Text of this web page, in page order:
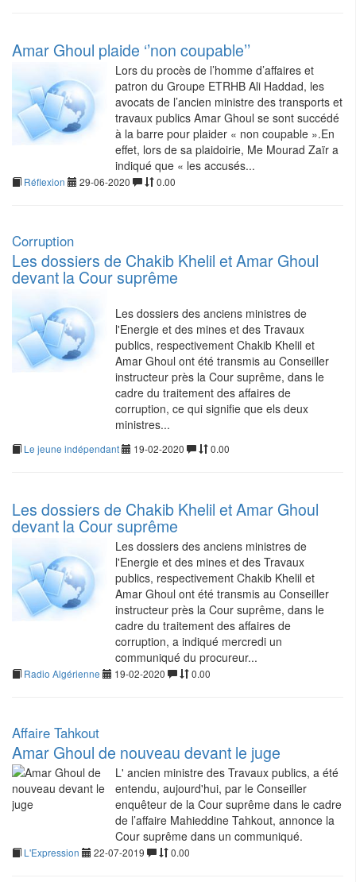
Amar Ghoul plaide ‘’non coupable’’
Lors du procès de l’homme d’affaires et
patron du Groupe ETRHB Ali Haddad, les
avocats de l’ancien ministre des transports et
travaux publics Amar Ghoul se sont succédé
à la barre pour plaider « non coupable ».En
effet, lors de sa plaidoirie, Me Mourad Zaïr a
indiqué que « les accusés...
Réflexion 29-06-2020 0.00
Corruption
Les dossiers de Chakib Khelil et Amar Ghoul
devant la Cour suprême
Les dossiers des anciens ministres de
l'Energie et des mines et des Travaux
publics, respectivement Chakib Khelil et
Amar Ghoul ont été transmis au Conseiller
instructeur près la Cour suprême, dans le
cadre du traitement des affaires de
corruption, ce qui signifie que els deux
ministres...
Le jeune indépendant 19-02-2020 0.00
Les dossiers de Chakib Khelil et Amar Ghoul
devant la Cour suprême
Les dossiers des anciens ministres de
l'Energie et des mines et des Travaux
publics, respectivement Chakib Khelil et
Amar Ghoul ont été transmis au Conseiller
instructeur près la Cour suprême, dans le
cadre du traitement des affaires de
corruption, a indiqué mercredi un
communiqué du procureur...
Radio Algérienne 19-02-2020 0.00
Affaire Tahkout
Amar Ghoul de nouveau devant le juge
L' ancien ministre des Travaux publics, a été
entendu, aujourd'hui, par le Conseiller
enquêteur de la Cour suprême dans le cadre
de l’affaire Mahieddine Tahkout, annonce la
Cour suprême dans un communiqué.
L'Expression 22-07-2019 0.00